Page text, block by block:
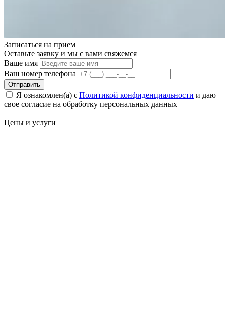
Записаться на прием
Оставьте заявку и мы с вами свяжемся
Ваше имя
Ваш номер телефона
Отправить
Я ознакомлен(а) с Политикой конфиденциальности и даю
свое cогласие на обработку персональных данных
Цены и услуги